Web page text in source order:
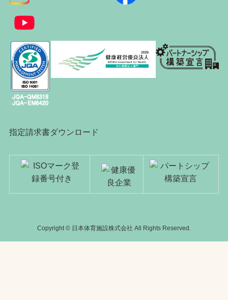
指定請求書ダウンロード
Copyright © 日本体育施設株式会社 All Rights Reserved.